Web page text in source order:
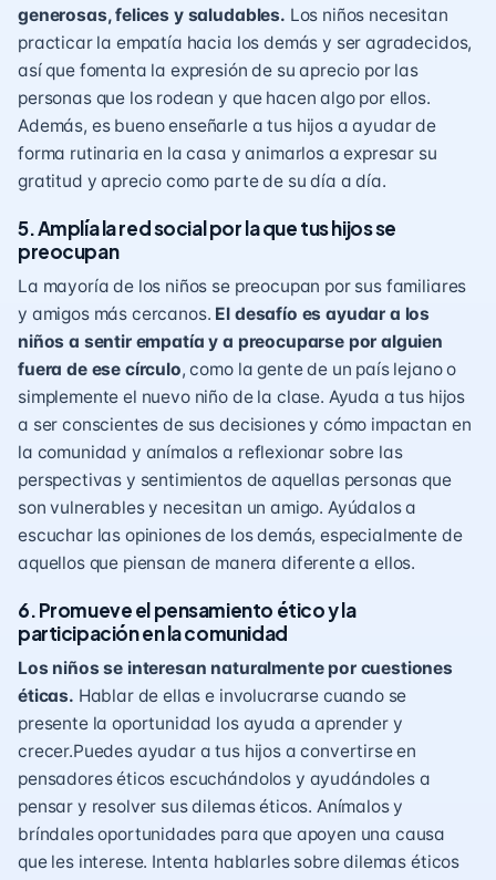
generosas, felices y saludables. Los niños necesitan
practicar la empatía hacia los demás y ser agradecidos,
así que fomenta la expresión de su aprecio por las
personas que los rodean y que hacen algo por ellos.
Además, es bueno enseñarle a tus hijos a ayudar de
forma rutinaria en la casa y animarlos a expresar su
gratitud y aprecio como parte de su día a día.
5. Amplía la red social por la que tus hijos se
preocupan
La mayoría de los niños se preocupan por sus familiares
y amigos más cercanos. El desafío es ayudar a los
niños a sentir empatía y a preocuparse por alguien
fuera de ese círculo, como la gente de un país lejano o
simplemente el nuevo niño de la clase. Ayuda a tus hijos
a ser conscientes de sus decisiones y cómo impactan en
la comunidad y anímalos a reflexionar sobre las
perspectivas y sentimientos de aquellas personas que
son vulnerables y necesitan un amigo. Ayúdalos a
escuchar las opiniones de los demás, especialmente de
aquellos que piensan de manera diferente a ellos.
6. Promueve el pensamiento ético y la
participación en la comunidad
Los niños se interesan ​​naturalmente por cuestiones
éticas. Hablar de ellas e involucrarse cuando se
presente la oportunidad los ayuda a aprender y
crecer.Puedes ayudar a tus hijos a convertirse en
pensadores éticos escuchándolos y ayudándoles a
pensar y resolver sus dilemas éticos. Anímalos y
bríndales oportunidades para que apoyen una causa
que les interese. Intenta hablarles sobre dilemas éticos